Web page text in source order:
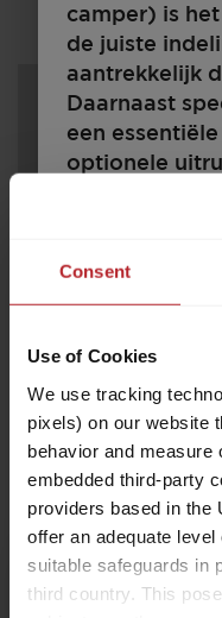
Consent
Use of Cookies
We use tracking
pixels) on our website
behavior and measure
embedded third-party
providers based in the
offer an adequate
suitable safeguards in
third country. This
€ 37.100,–
Prijs vanaf
7,58 m
camper) is
de juiste
aantrekkelijk
Daarnaast
een
optionele
bagage – er
m.b.t. de
camper
moet ik mijn
zodat het
passagiers,
naargelang
dat het
Model year